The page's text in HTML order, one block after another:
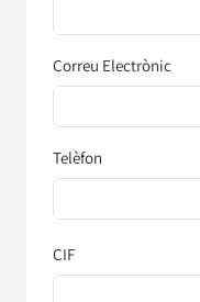
Correu Electrònic
Telèfon
CIF